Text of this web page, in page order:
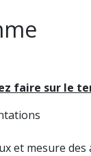
faire sur le
et mesure